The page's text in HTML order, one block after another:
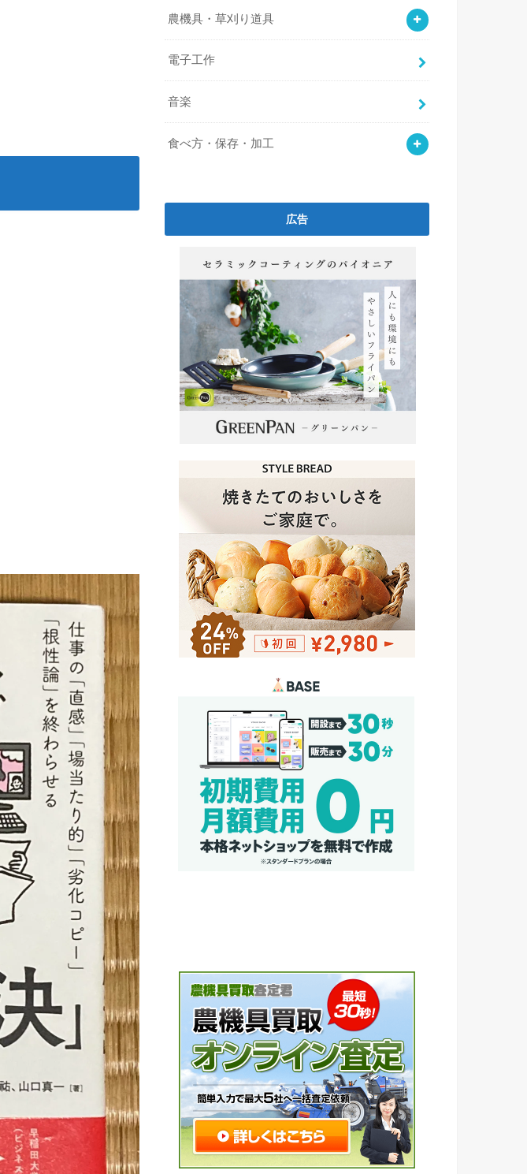
農機具・草刈り道具
電子工作
音楽
食べ方・保存・加工
広告